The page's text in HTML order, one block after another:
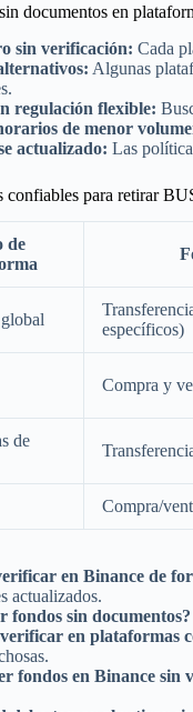
documentos en
sin verificación: Cada
Algunas
regulación flexible:
de menor
actualizado: Las
confiables para retirar
de
específicos)
Compra y
de
Compra/
en Binance de
actualizados.
fondos sin documentos?
en plataformas
fondos en Binance sin